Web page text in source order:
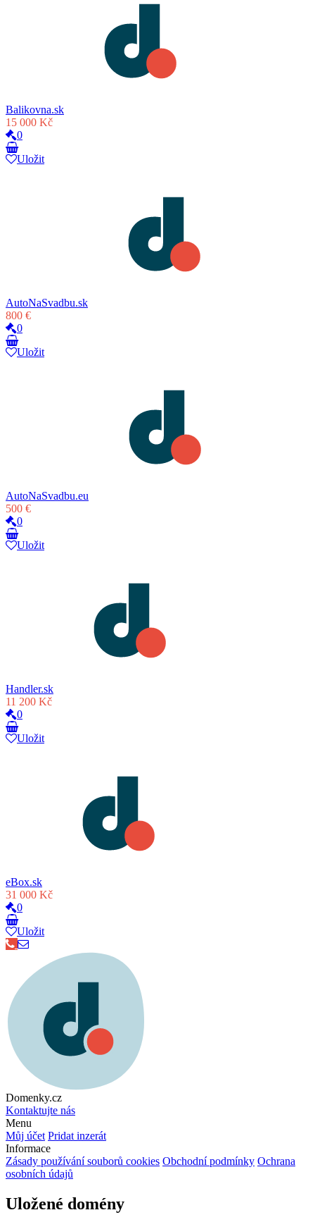
Balikovna.sk
15 000 Kč
0
Uložit
AutoNaSvadbu.sk
800 €
0
Uložit
AutoNaSvadbu.eu
500 €
0
Uložit
Handler.sk
11 200 Kč
0
Uložit
eBox.sk
31 000 Kč
0
Uložit
Domenky.cz
Kontaktujte nás
Menu
Můj účet Pridat inzerát
Informace
Zásady používání souborů cookies Obchodní podmínky Ochrana
osobních údajů
Uložené domény